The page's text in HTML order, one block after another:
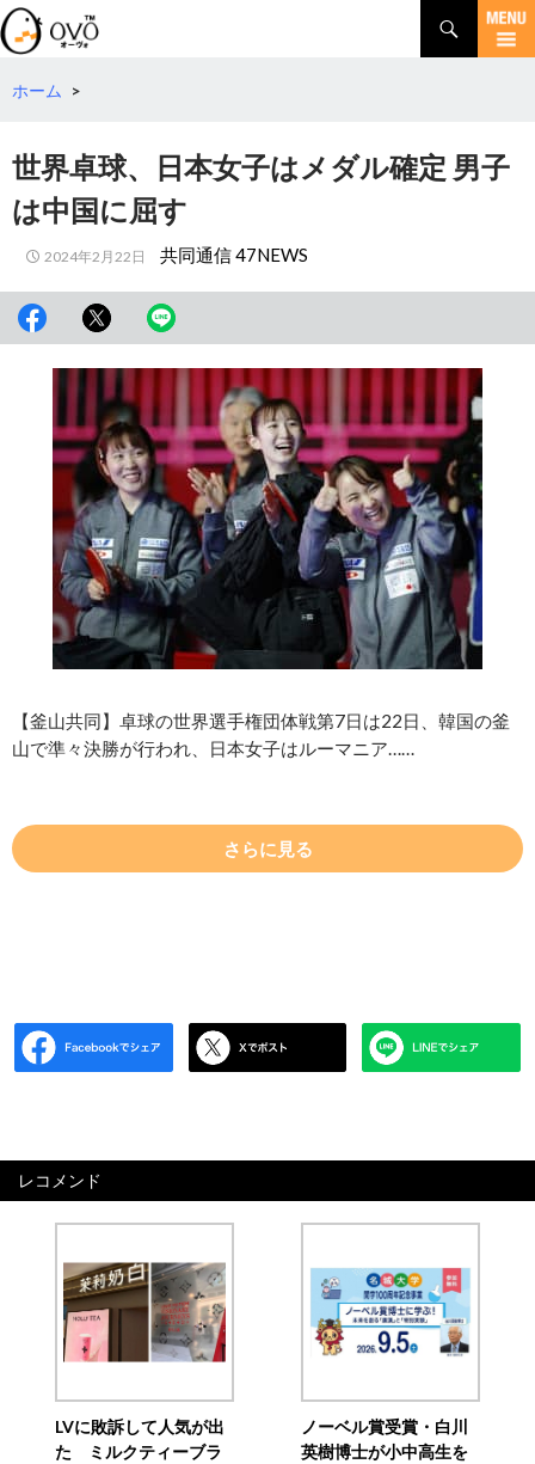
検
索
コ
テ
へ
動
ホーム >
世界卓球、日本女子はメダル確定 男子
は中国に屈す
2024年2月22日 共同通信 47NEWS
【釜山共同】卓球の世界選手権団体戦第7日は22日、韓国の釜
山で準々決勝が行われ、日本女子はルーマニア……
さらに見る
レコメンド
LVに敗訴して人気が出
た ミルクティーブラ
ノーベル賞受賞・白川
英樹博士が小中高生を